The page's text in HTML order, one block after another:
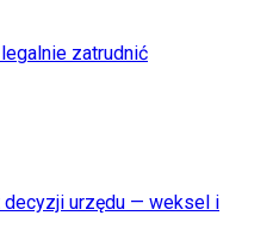
zatrudnić
decyzji urzędu — weksel i